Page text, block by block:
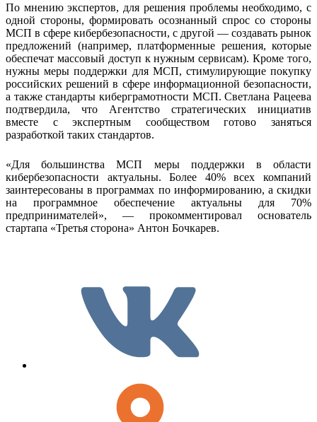
По мнению экспертов, для решения проблемы необходимо, с
одной стороны, формировать осознанный спрос со стороны
МСП в сфере кибербезопасности, с другой — создавать рынок
предложений (например, платформенные решения, которые
обеспечат массовый доступ к нужным сервисам). Кроме того,
нужны меры поддержки для МСП, стимулирующие покупку
российских решений в сфере информационной безопасности,
а также стандарты киберграмотности МСП. Светлана Рацеева
подтвердила, что Агентство стратегических инициатив
вместе с экспертным сообществом готово заняться
разработкой таких стандартов.
«Для большинства МСП меры поддержки в области
кибербезопасности актуальны. Более 40% всех компаний
заинтересованы в программах по информированию, а скидки
на программное обеспечение актуальны для 70%
предпринимателей», — прокомментировал основатель
стартапа «Третья сторона» Антон Бочкарев.